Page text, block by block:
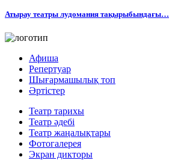
Атырау театры лудомания тақырыбындағы…
Афиша
Репертуар
Шығармашылық топ
Әртістер
Театр тарихы
Театр әдебі
Театр жаңалықтары
Фотогалерея
Экран дикторы